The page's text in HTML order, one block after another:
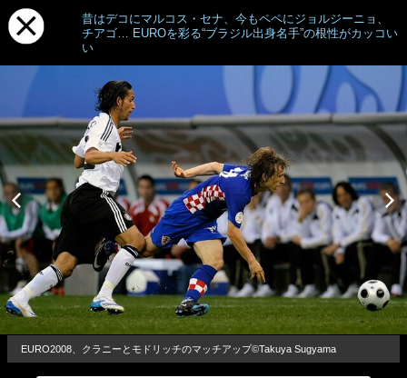
昔はデコにマルコス・セナ、今もペペにジョルジーニョ、
チアゴ… EUROを彩る“ブラジル出身名手”の根性がカッコい
い
EURO2008、クラニーとモドリッチのマッチアップ©Takuya Sugyama